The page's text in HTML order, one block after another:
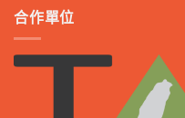
合作單位